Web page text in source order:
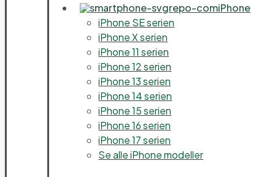
iPhone
iPhone SE serien
iPhone X serien
iPhone 11 serien
iPhone 12 serien
iPhone 13 serien
iPhone 14 serien
iPhone 15 serien
iPhone 16 serien
iPhone 17 serien
Se alle iPhone modeller